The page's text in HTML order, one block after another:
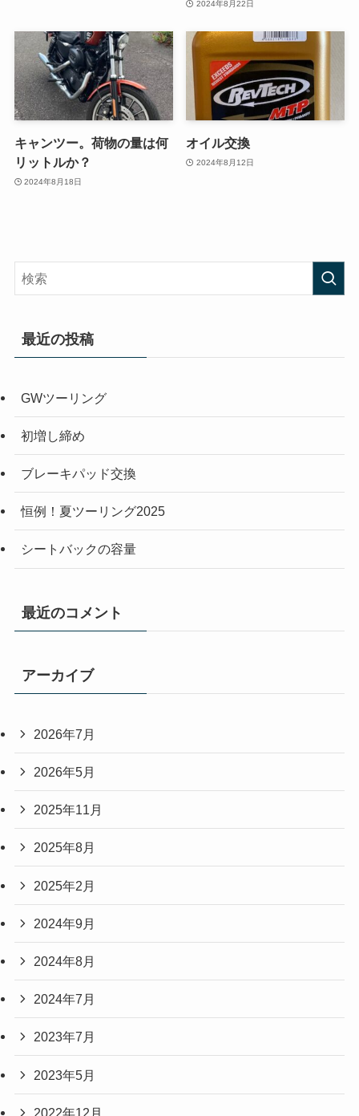
2024年8月22日
キャンツー。荷物の量は何
リットルか？
2024年8月18日
オイル交換
2024年8月12日
最近の投稿
GWツーリング
初増し締め
ブレーキパッド交換
恒例！夏ツーリング2025
シートバックの容量
最近のコメント
アーカイブ
2026年7月
2026年5月
2025年11月
2025年8月
2025年2月
2024年9月
2024年8月
2024年7月
2023年7月
2023年5月
2022年12月